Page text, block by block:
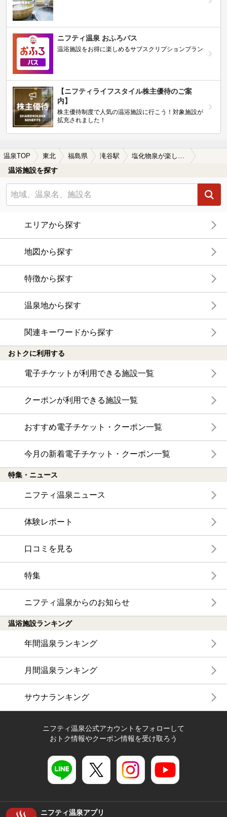
ニフティ温泉 おふろパス
温浴施設をお得に楽しめるサブスクリプションプラン
【ニフティライフスタイル株主優待のご案
内】
株主優待制度で人気の温浴施設に行こう！対象施設が
拡充されました！
温泉TOP 東北 福島県 滝谷駅
温浴施設を探す
エリアから探す
地図から探す
特徴から探す
温泉地から探す
関連キーワードから探す
おトクに利用する
電子チケットが利用できる施設一覧
クーポンが利用できる施設一覧
おすすめ電子チケット・クーポン一覧
今月の新着電子チケット・クーポン一覧
特集・ニュース
ニフティ温泉ニュース
体験レポート
口コミを見る
特集
ニフティ温泉からのお知らせ
温浴施設ランキング
年間温泉ランキング
月間温泉ランキング
サウナランキング
ニフティ温泉公式アカウントをフォローして
おトク情報やクーポン情報を受け取ろう
ニフティ温泉アプリ